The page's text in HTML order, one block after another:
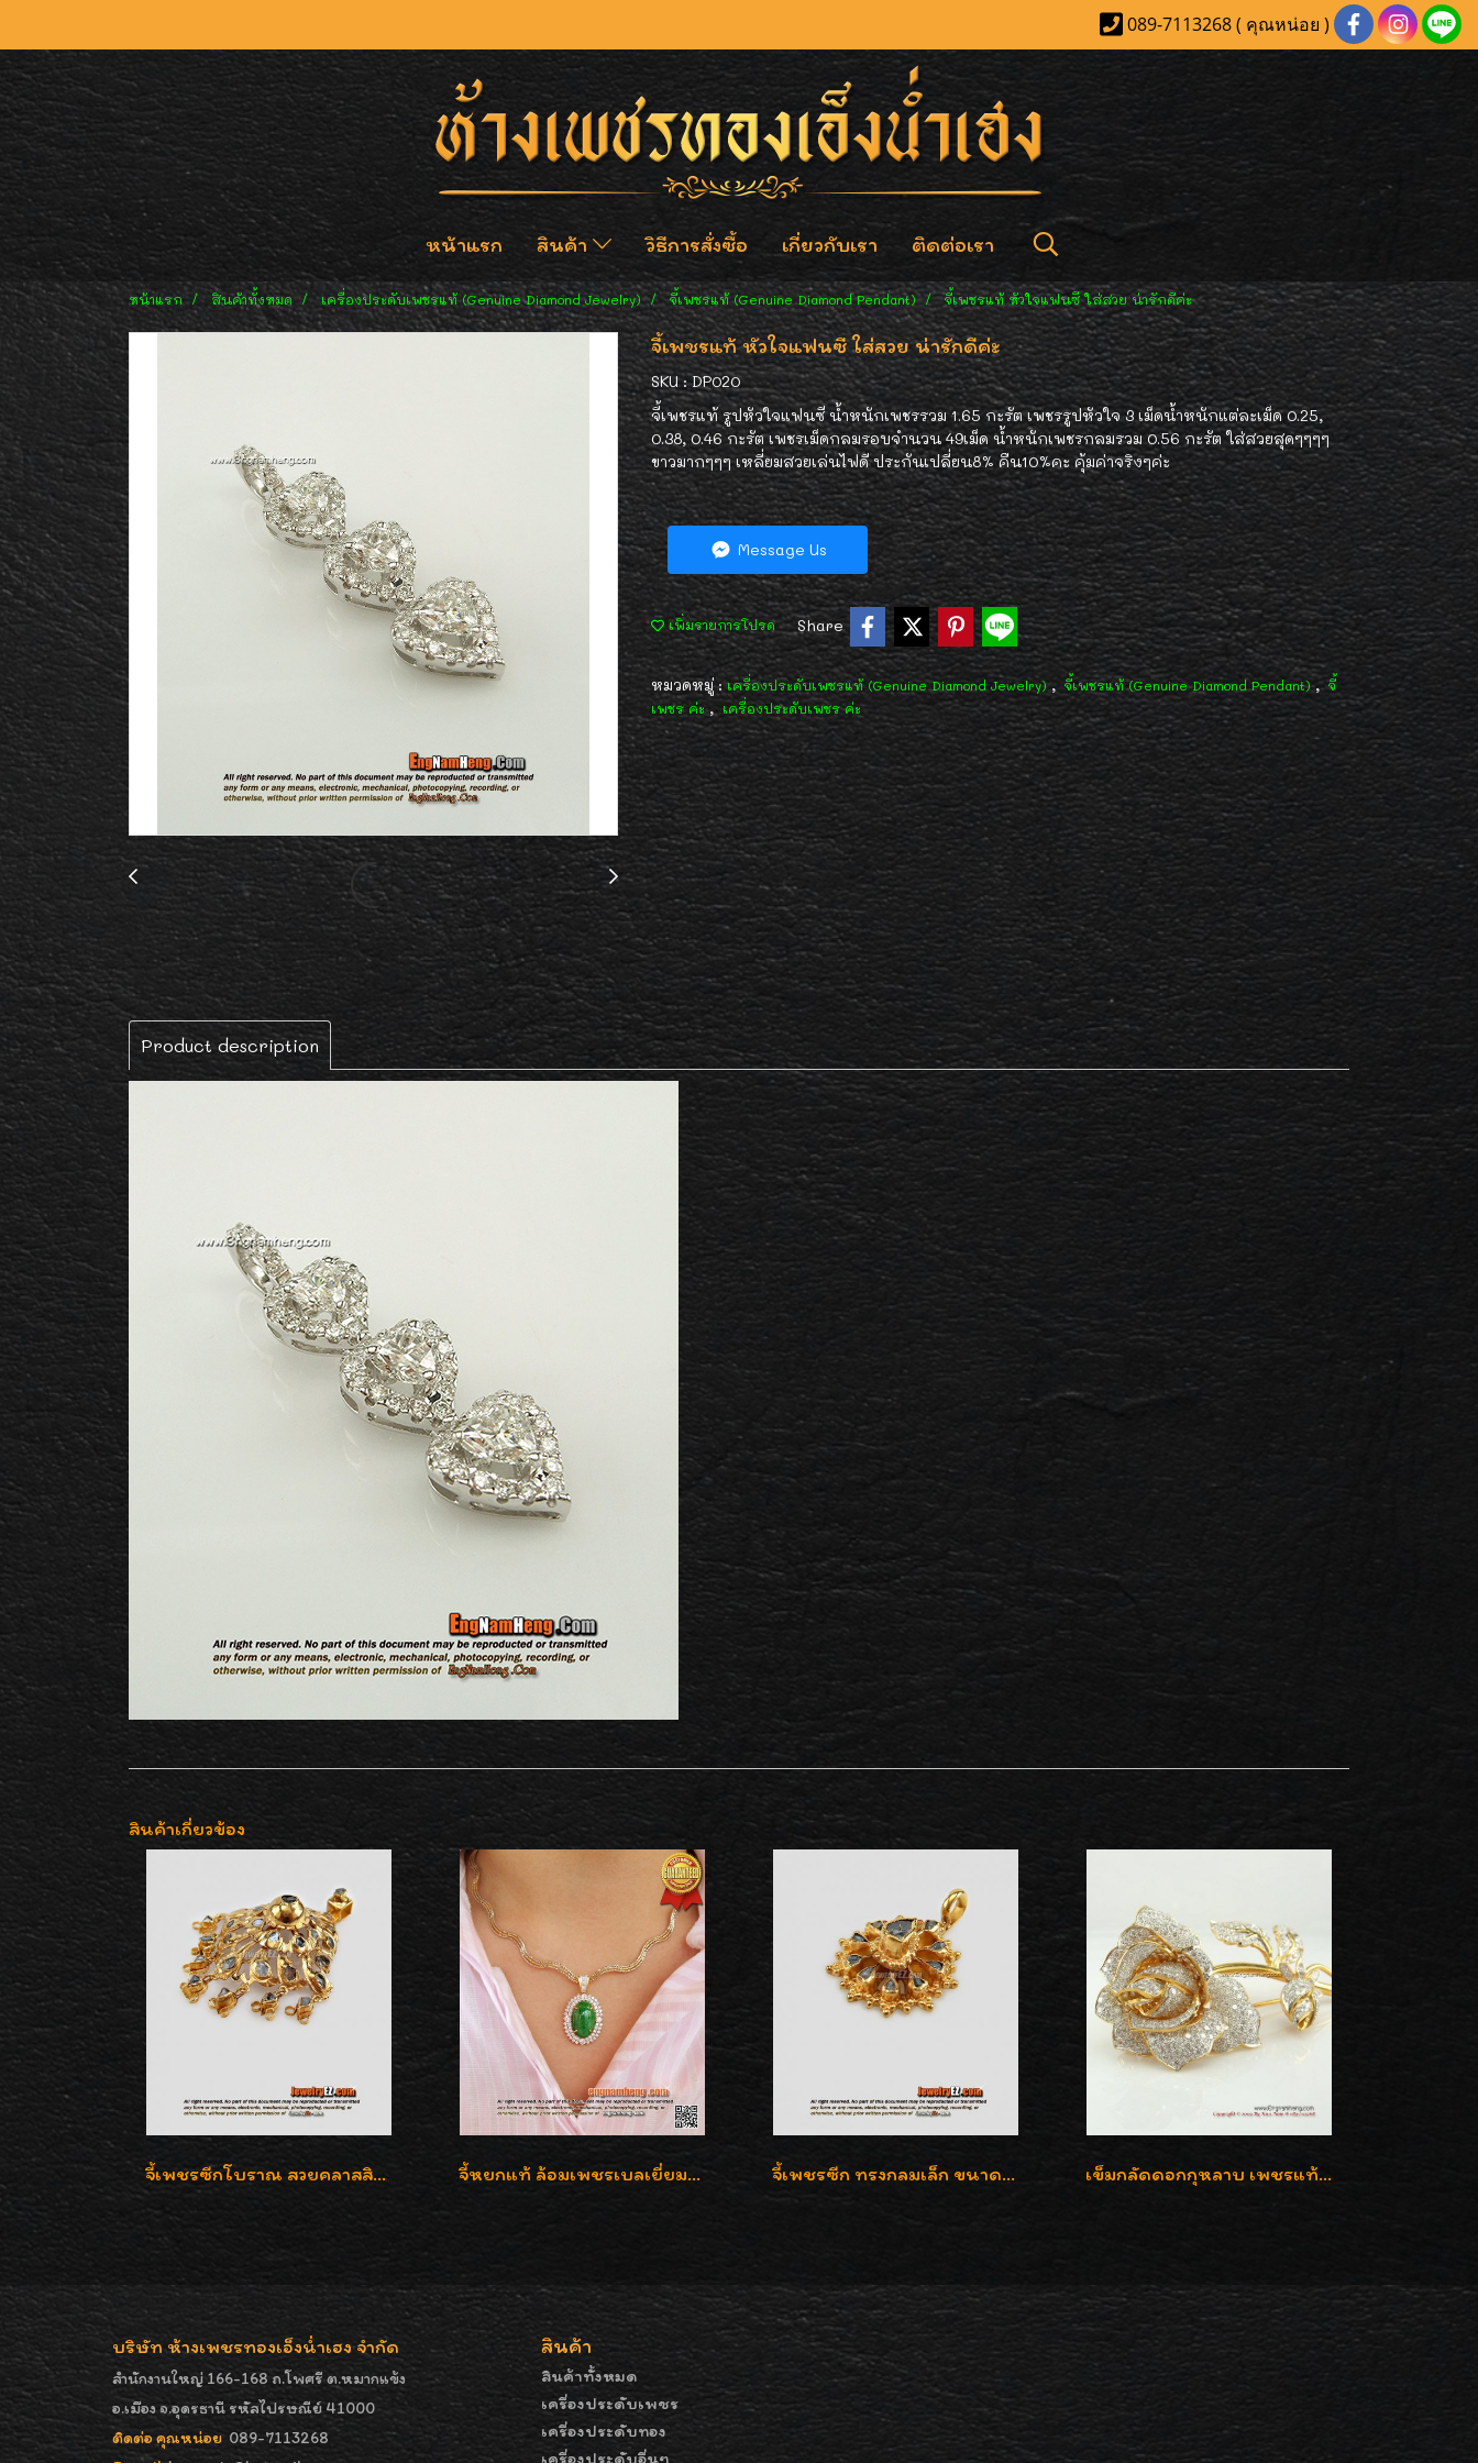
089-7113268 ( คุณหน่อย )
หน้าแรก สินค้า วิธีการสั่งซื้อ เกี่ยวกับเรา ติดต่อเรา
หน้าแรก สินค้าทั้งหมด เครื่องประดับเพชรแท้ (Genuine Diamond Jewelry) จี้เพชรแท้ (Genuine Diamond Pendant) จี้เพชรแท้ หัวใจแฟนซี ใส่สวย น่ารักดีค่ะ
จี้เพชรแท้ หัวใจแฟนซี ใส่สวย น่ารักดีค่ะ
SKU : DP020
จี้เพชรแท้ รูปหัวใจแฟนซี น้ำหนักเพชรรวม 1.65 กะรัต เพชรรูปหัวใจ 3 เม็ดน้ำหนักแต่ละเม็ด 0.25,
0.38, 0.46 กะรัต เพชรเม็ดกลมรอบจำนวน 49เม็ด น้ำหนักเพชรกลมรวม 0.56 กะรัต ใส่สวยสุดๆๆๆๆ
ขาวมากๆๆๆ เหลี่ยมสวยเล่นไฟดี ประกันเปลี่ยน8% คืน10%คะ คุ้มค่าจริงๆค่ะ
Message Us
เพิ่มรายการโปรด Share
หมวดหมู่ :เครื่องประดับเพชรแท้ (Genuine Diamond Jewelry), จี้เพชรแท้ (Genuine Diamond Pendant), จี้
เพชร ค่ะ, เครื่องประดับเพชร ค่ะ
Product description
สินค้าเกี่ยวข้อง
จี้เพชรซีกโบราณ สวยคลาสสิก สภาพสมบูรณ์สุดๆค่ะ จี้หยกแท้ ล้อมเพชรเบลเยี่ยมคัท ราคาพิเศษไม่แพงค่ะ จี้เพชรซีก ทรงกลมเล็ก ขนาดเม็ดกระดุม สวยๆ เข็มกลัดดอกกุหลาบ เพชรแท้เบลเยี่ยมคัต งานปราณีตค่ะ
บริษัท ห้างเพชรทองเอ็งน่ำเฮง จำกัด
สำนักงานใหญ่ 166-168 ถ.โพศรี ต.หมากแข้ง
อ.เมือง จ.อุดรธานี รหัสไปรษณีย์ 41000
ติดต่อ คุณหน่อย 089-7113268
สินค้า
สินค้าทั้งหมด
เครื่องประดับเพชร
เครื่องประดับทอง
เครื่องประดับอื่นๆ